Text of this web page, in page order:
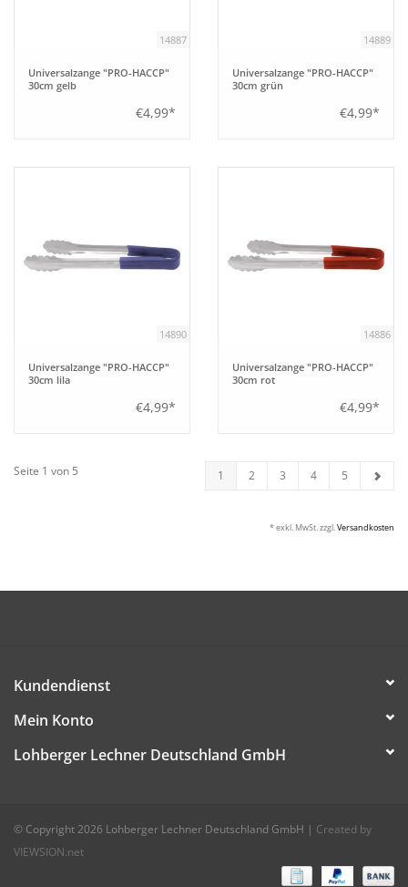
14887
Universalzange "PRO-HACCP"
30cm gelb
€4,99*
14889
Universalzange "PRO-HACCP"
30cm grün
€4,99*
14890
Universalzange "PRO-HACCP"
30cm lila
€4,99*
14886
Universalzange "PRO-HACCP"
30cm rot
€4,99*
Seite 1 von 5 1 2 3 4 5
* exkl. MwSt. zzgl.Versandkosten
Kundendienst
Mein Konto
Lohberger Lechner Deutschland GmbH
© Copyright 2026 Lohberger Lechner Deutschland GmbH | Created by
VIEWSION.net